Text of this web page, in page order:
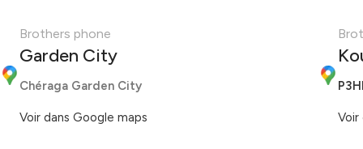
Brothers phone
Garden City
Chéraga Garden City
Voir dans Google maps Voir